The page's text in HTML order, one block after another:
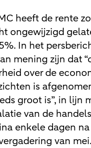
heeft de rente
ongewijzigd
In het
mening zijn dat
over de
is
groot is”, in lijn
van de
enkele dagen
van